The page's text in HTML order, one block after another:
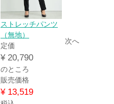
ストレッチパンツ
（無地）
定価
¥ 20,790
のところ
販売価格
¥ 13,519
¥
次へ